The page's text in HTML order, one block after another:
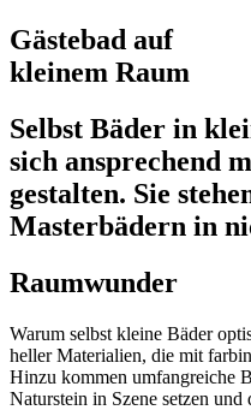
Gästebad auf
kleinem Raum
Selbst Bäder in
sich ansprechend
gestalten. Sie
Masterbädern in
Raumwunder
Warum selbst kleine Bäder
heller Materialien, die mit
Hinzu kommen umfangreiche
Naturstein in Szene setzen